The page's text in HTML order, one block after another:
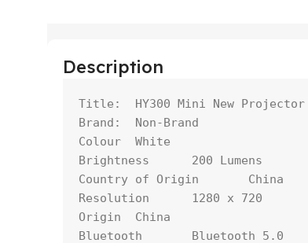
Description
Title:	HY300 Mini New Projector 4K UHD Support
Brand:	Non-Brand
Colour	White
Brightness	200 Lumens
Country of Origin	China
Resolution	1280 x 720
Origin	China
Bluetooth	Bluetooth 5.0